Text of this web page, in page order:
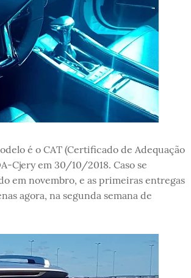
é o CAT (Certificado de Adequação
Cjery em 30/10/2018. Caso se
em novembro, e as primeiras entregas
agora, na segunda semana de